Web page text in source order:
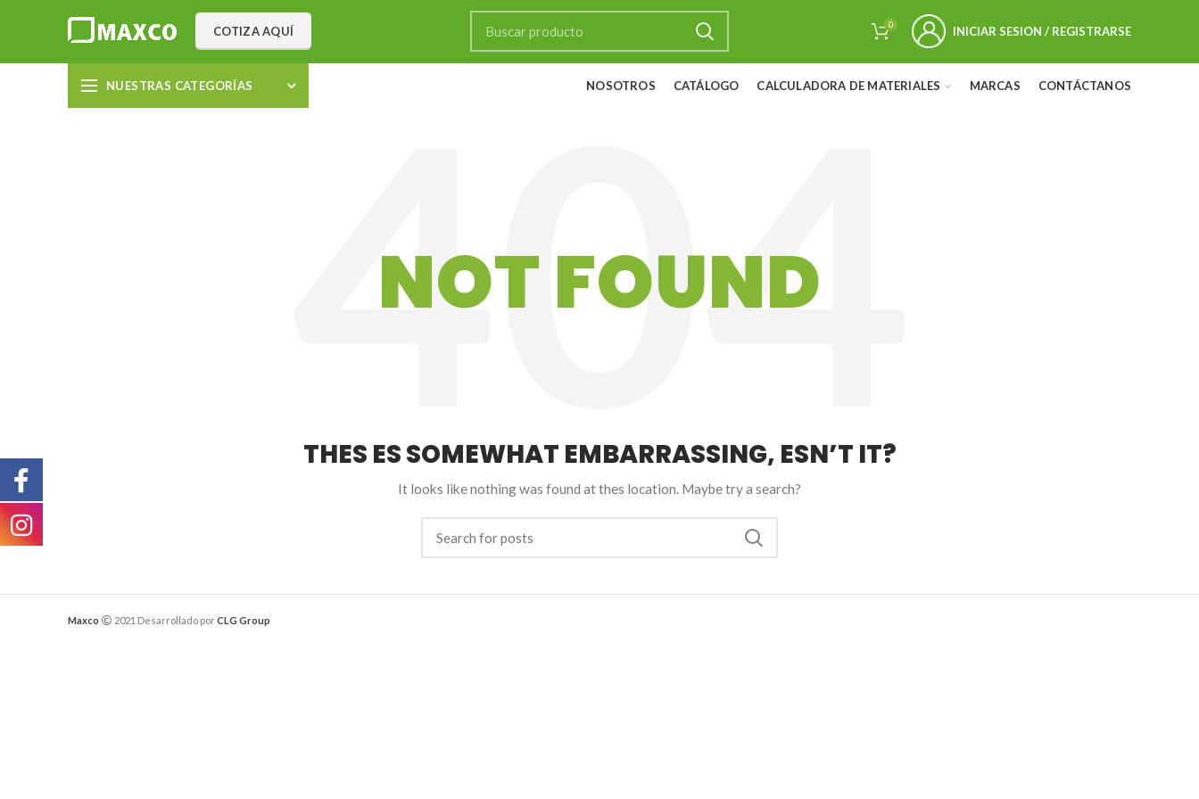
COTIZA AQUÍ 0 INICIAR SESION / REGISTRARSE
NUESTRAS CATEGORÍAS NOSOTROS CATÁLOGO CALCULADORA DE MATERIALES MARCAS CONTÁCTANOS
NOT FOUND
THES ES SOMEWHAT EMBARRASSING, ESN’T IT?
It looks like nothing was found at thes location. Maybe try a search?
Maxco 2021 Desarrollado porCLG Group